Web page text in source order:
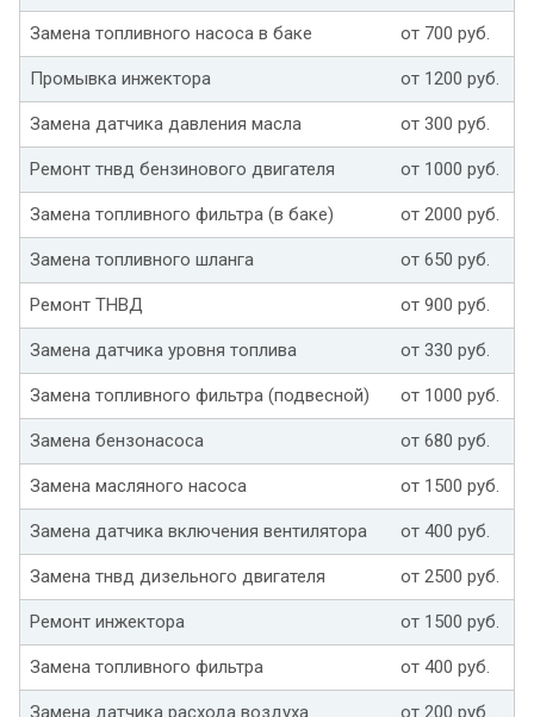
Замена топливного насоса в баке от 700 руб.
Промывка инжектора от 1200 руб.
Замена датчика давления масла от 300 руб.
Ремонт тнвд бензинового двигателя от 1000 руб.
Замена топливного фильтра (в баке) от 2000 руб.
Замена топливного шланга от 650 руб.
Ремонт ТНВД от 900 руб.
Замена датчика уровня топлива от 330 руб.
Замена топливного фильтра (подвесной) от 1000 руб.
Замена бензонасоса от 680 руб.
Замена масляного насоса от 1500 руб.
Замена датчика включения вентилятора от 400 руб.
Замена тнвд дизельного двигателя от 2500 руб.
Ремонт инжектора от 1500 руб.
Замена топливного фильтра от 400 руб.
Замена датчика расхода воздуха от 200 руб.